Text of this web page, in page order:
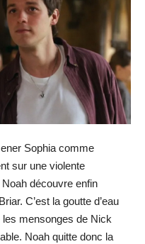
Sophia comme
sur une violente
découvre enfin
C’est la goutte d’eau
mensonges de Nick
Noah quitte donc la